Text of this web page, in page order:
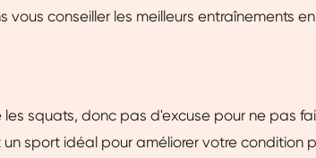
vous conseiller les meilleurs entraînements
les squats, donc pas d'excuse pour ne pas
sport idéal pour améliorer votre condition